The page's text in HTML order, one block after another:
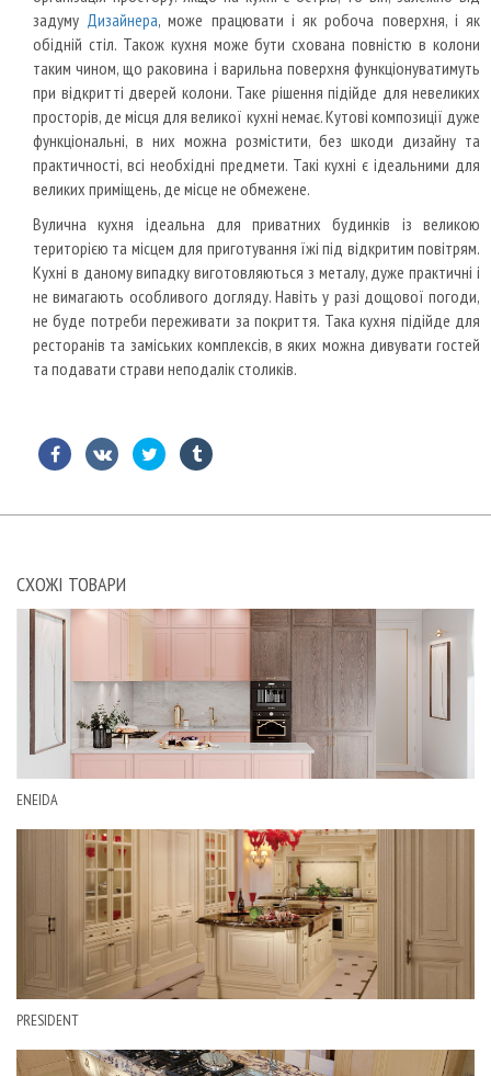
задуму Дизайнера, може працювати і як робоча поверхня, і як
обідній стіл. Також кухня може бути схована повністю в колони
таким чином, що раковина і варильна поверхня функціонуватимуть
при відкритті дверей колони. Таке рішення підійде для невеликих
просторів, де місця для великої кухні немає. Кутові композиції дуже
функціональні, в них можна розмістити, без шкоди дизайну та
практичності, всі необхідні предмети. Такі кухні є ідеальними для
великих приміщень, де місце не обмежене.
Вулична кухня ідеальна для приватних будинків із великою
територією та місцем для приготування їжі під відкритим повітрям.
Кухні в даному випадку виготовляються з металу, дуже практичні і
не вимагають особливого догляду. Навіть у разі дощової погоди,
не буде потреби переживати за покриття. Така кухня підійде для
ресторанів та заміських комплексів, в яких можна дивувати гостей
та подавати страви неподалік столиків.
СХОЖІ ТОВАРИ
ENEIDA
PRESIDENT